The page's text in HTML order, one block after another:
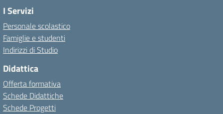
I Servizi
Personale scolastico
Famiglie e studenti
Indirizzi di Studio
Didattica
Offerta formativa
Schede Didattiche
Schede Progetti